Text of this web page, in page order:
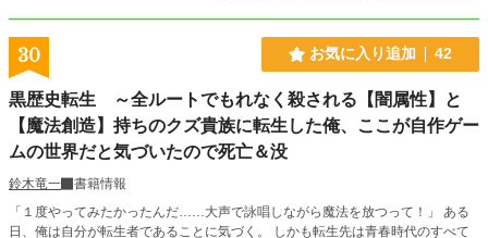
小説家になろうでも投稿中
30 お気に入り追加 42
黒歴史転生 ～全ルートでもれなく殺される【闇属性】と
【魔法創造】持ちのクズ貴族に転生した俺、ここが自作ゲー
ムの世界だと気づいたので死亡＆没
鈴木竜一
書籍情報
「１度やってみたかったんだ……大声で詠唱しながら魔法を放つって！」 ある
日、俺は自分が転生者であることに気づく。 しかも転生先は青春時代のすべて